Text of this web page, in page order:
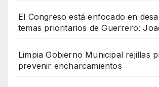
El Congreso está enfocado en
temas prioritarios de Guerrero:
Limpia Gobierno Municipal rejillas
prevenir encharcamientos